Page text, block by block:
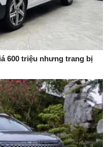
600 triệu nhưng trang bị